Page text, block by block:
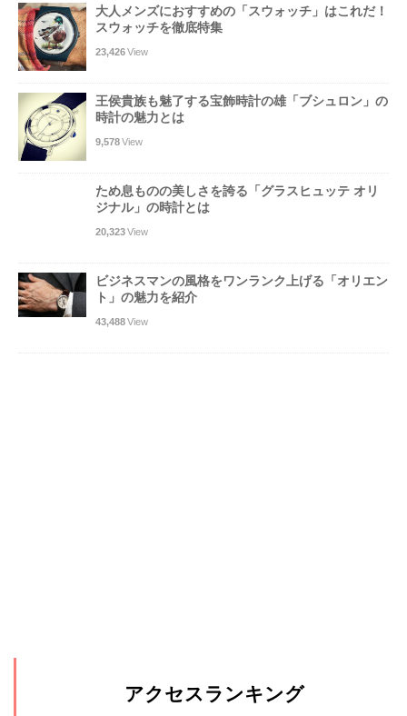
大人メンズにおすすめの「スウォッチ」はこれだ！
スウォッチを徹底特集
23,426View
王侯貴族も魅了する宝飾時計の雄「ブシュロン」の
時計の魅力とは
9,578View
ため息ものの美しさを誇る「グラスヒュッテ オリ
ジナル」の時計とは
20,323View
ビジネスマンの風格をワンランク上げる「オリエン
ト」の魅力を紹介
43,488View
アクセスランキング